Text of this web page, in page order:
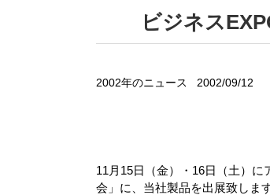
ビジネス
2002年のニュース 2002/09/12
11月15日（金）・16日（土）
会」に、当社製品を出展致します